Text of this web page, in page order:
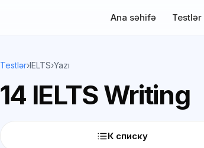
Ana səhifə Testlər
Testlər›IELTS›Yazı
14 IELTS Writing
К списку